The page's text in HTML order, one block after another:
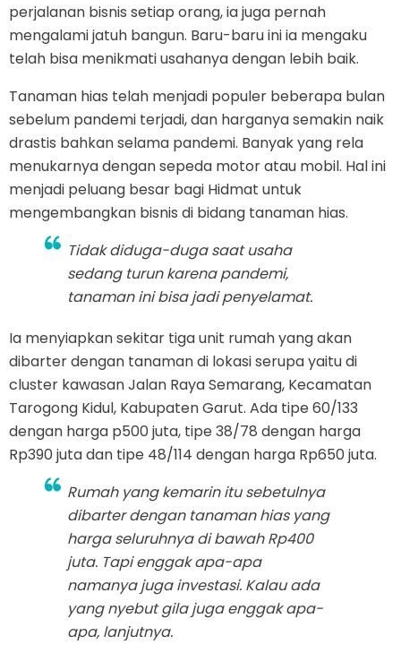
perjalanan bisnis setiap orang, ia juga pernah
mengalami jatuh bangun. Baru-baru ini ia mengaku
telah bisa menikmati usahanya dengan lebih baik.
Tanaman hias telah menjadi populer beberapa bulan
sebelum pandemi terjadi, dan harganya semakin naik
drastis bahkan selama pandemi. Banyak yang rela
menukarnya dengan sepeda motor atau mobil. Hal ini
menjadi peluang besar bagi Hidmat untuk
mengembangkan bisnis di bidang tanaman hias.
Tidak diduga-duga saat usaha
sedang turun karena pandemi,
tanaman ini bisa jadi penyelamat.
Ia menyiapkan sekitar tiga unit rumah yang akan
dibarter dengan tanaman di lokasi serupa yaitu di
cluster kawasan Jalan Raya Semarang, Kecamatan
Tarogong Kidul, Kabupaten Garut. Ada tipe 60/133
dengan harga p500 juta, tipe 38/78 dengan harga
Rp390 juta dan tipe 48/114 dengan harga Rp650 juta.
Rumah yang kemarin itu sebetulnya
dibarter dengan tanaman hias yang
harga seluruhnya di bawah Rp400
juta. Tapi enggak apa-apa
namanya juga investasi. Kalau ada
yang nyebut gila juga enggak apa-
apa, lanjutnya.